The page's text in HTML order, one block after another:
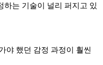
하는 기술이 널리 퍼지고 있
야 했던 감정 과정이 훨씬